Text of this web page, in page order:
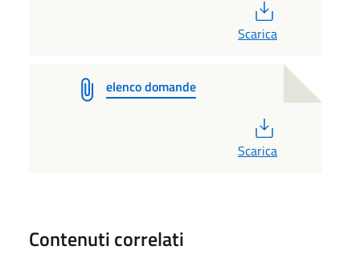
Scarica
elenco domande
Scarica
Contenuti correlati